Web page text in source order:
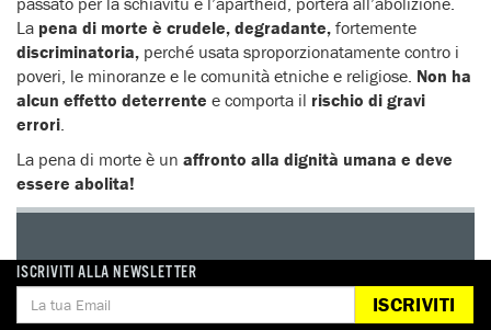
La pena di morte è crudele, degradante, fortemente
discriminatoria, perché usata sproporzionatamente contro i
poveri, le minoranze e le comunità etniche e religiose. Non ha
alcun effetto deterrente e comporta il rischio di gravi
errori.
La pena di morte è un affronto alla dignità umana e deve
essere abolita!
ISCRIVITI ALLA NEWSLETTER
ISCRIVITI
DONA
Aiutaci con una donazione, ora.